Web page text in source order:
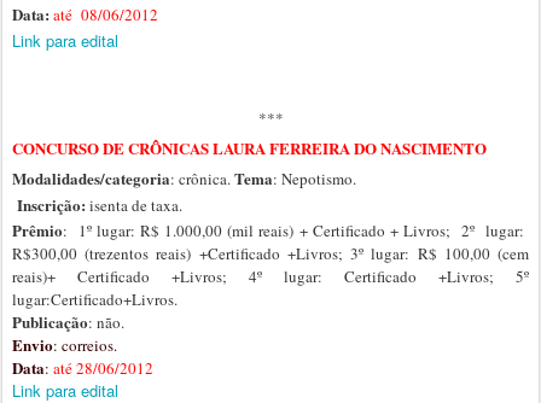
Data: até 08/06/2012
Link para edital
***
CONCURSO DE CRÔNICAS LAURA FERREIRA DO NASCIMENTO
Modalidades/categoria: crônica.Tema: Nepotismo.
Inscrição: isenta de taxa.
Prêmio: 1º lugar: R$ 1.000,00 (mil reais) + Certificado + Livros; 2º lugar:
R$300,00 (trezentos reais) +Certificado +Livros; 3º lugar: R$ 100,00 (cem
reais)+ Certificado +Livros; 4º lugar: Certificado +Livros; 5º
lugar:Certificado+Livros.
Publicação: não.
Envio: correios.
Data: até28/06/2012
Link para edital